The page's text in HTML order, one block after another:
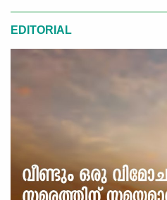
EDITORIAL